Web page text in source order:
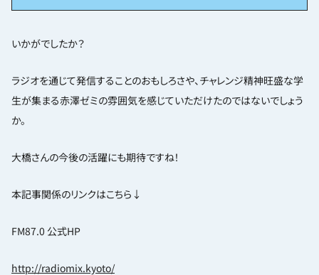
いかがでしたか？
ラジオを通じて発信することのおもしろさや、チャレンジ精神旺盛な学
生が集まる赤澤ゼミの雰囲気を感じていただけたのではないでしょう
か。
大橋さんの今後の活躍にも期待ですね！
本記事関係のリンクはこちら↓
FM87.0 公式HP
http://radiomix.kyoto/